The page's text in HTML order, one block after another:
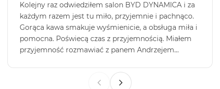
Kolejny raz odwiedziłem salon BYD DYNAMICA i za
każdym razem jest tu miło, przyjemnie i pachnąco.
Gorąca kawa smakuje wyśmienicie, a obsługa miła i
pomocna. Poświecą czas z przyjemnością. Miałem
przyjemność rozmawiać z panem Andrzejem
decyzję, nie mały wkład w to miał też kierownik
oddziału który zaakceptował wiele z naszych